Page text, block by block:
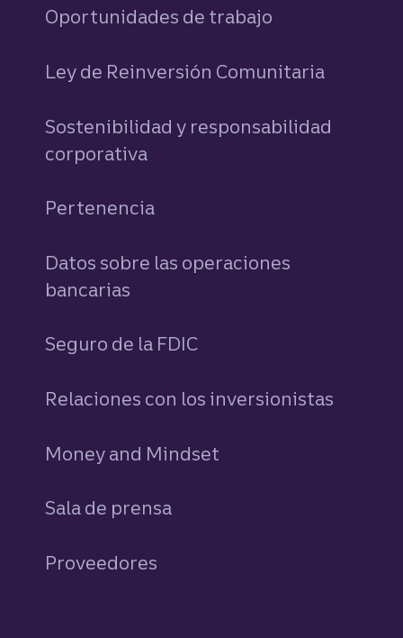
Oportunidades de trabajo
Ley de Reinversión Comunitaria
Sostenibilidad y responsabilidad
corporativa
Pertenencia
Datos sobre las operaciones
bancarias
Seguro de la FDIC
Relaciones con los inversionistas
Money and Mindset
Sala de prensa
Proveedores